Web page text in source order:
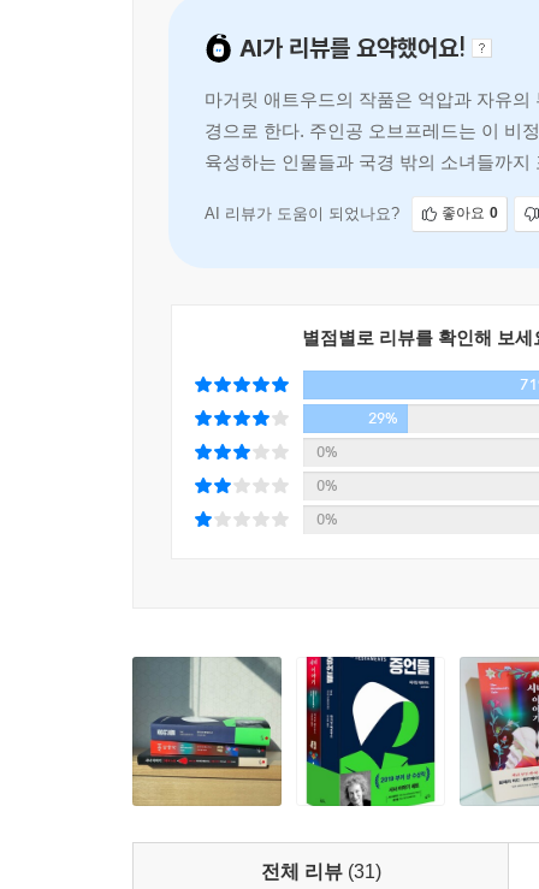
- [보스턴 글로브]AI가 리뷰를 요약했어요!
마거릿 애트우드의 작품은 억압과 자유
경으로 한다. 주인공 오브프레드는 이 비
육성하는 인물들과 국경 밖의 소녀들까
AI 리뷰가 도움이 되었나요? 좋아요 0
별점별로 리뷰를 확인해 보세
29%
0%
0%
0%
전체 리뷰 (31)